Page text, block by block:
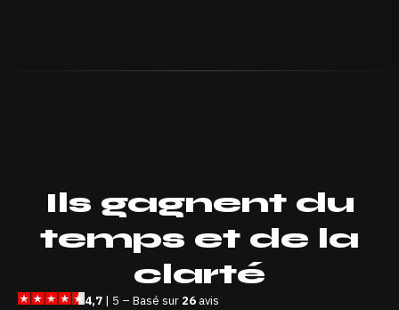
Ils gagnent du
temps et de la
clarté
4,7| 5 – Basé sur 26avis